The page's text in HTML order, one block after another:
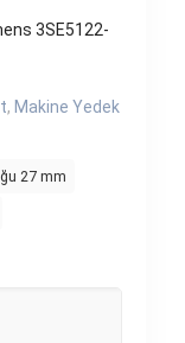
3SE5122-
, Makine Yedek
27 mm